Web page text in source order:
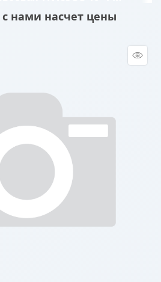
нами насчет цены